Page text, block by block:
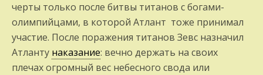
черты только после битвы титанов с богами-
олимпийцами, в которой Атлант тоже принимал
участие. После поражения титанов Зевс назначил
Атланту наказание: вечно держать на своих
плечах огромный вес небесного свода или